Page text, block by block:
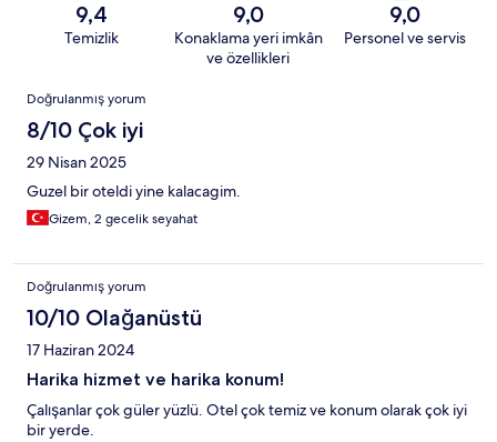
9,4
Temizlik
9,0
Konaklama yeri imkân
ve özellikleri
9,0
Personel ve servis
Yorumlar
Doğrulanmış yorum
8/10 Çok iyi
29 Nisan 2025
Guzel bir oteldi yine kalacagim.
Gizem, 2 gecelik seyahat
Doğrulanmış yorum
10/10 Olağanüstü
17 Haziran 2024
Harika hizmet ve harika konum!
Çalışanlar çok güler yüzlü. Otel çok temiz ve konum olarak çok iyi
bir yerde.